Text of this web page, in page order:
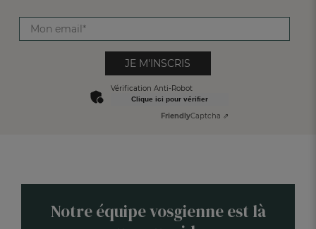
JE M'INSCRIS
Vérification Anti-Robot
Clique ici pour vérifier
FriendlyCaptcha ⇗
Notre équipe vosgienne est là